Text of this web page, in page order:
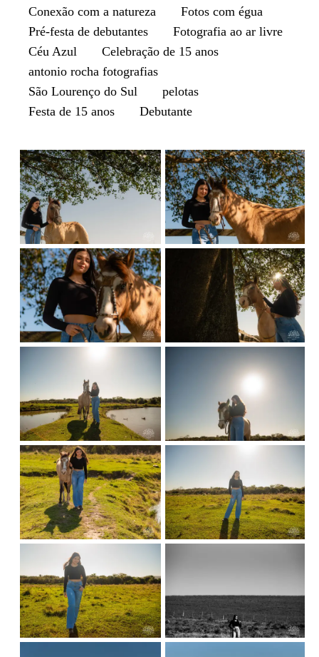
Conexão com a natureza
Fotos com égua
Pré-festa de debutantes
Fotografia ao ar livre
Céu Azul
Celebração de 15 anos
antonio rocha fotografias
São Lourenço do Sul
pelotas
Festa de 15 anos
Debutante